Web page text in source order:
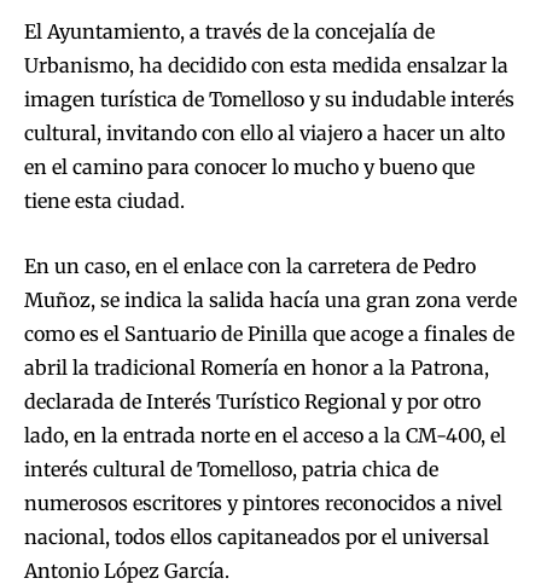
El Ayuntamiento, a través de la concejalía de
Urbanismo, ha decidido con esta medida ensalzar la
imagen turística de Tomelloso y su indudable interés
cultural, invitando con ello al viajero a hacer un alto
en el camino para conocer lo mucho y bueno que
tiene esta ciudad.
En un caso, en el enlace con la carretera de Pedro
Muñoz, se indica la salida hacía una gran zona verde
como es el Santuario de Pinilla que acoge a finales de
abril la tradicional Romería en honor a la Patrona,
declarada de Interés Turístico Regional y por otro
lado, en la entrada norte en el acceso a la CM-400, el
interés cultural de Tomelloso, patria chica de
numerosos escritores y pintores reconocidos a nivel
nacional, todos ellos capitaneados por el universal
Antonio López García.